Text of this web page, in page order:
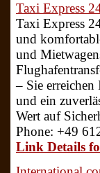
Taxi Express
Taxi Express
und
und
– Sie
und ein
Wert auf
Phone: +49
Link Details